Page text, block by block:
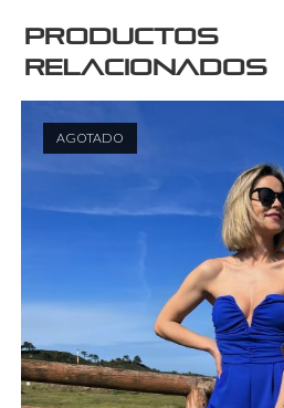
Productos
relacionados
AGOTADO